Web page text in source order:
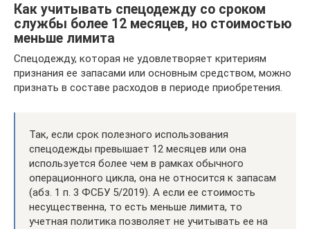
Как учитывать спецодежду со сроком
службы более 12 месяцев, но стоимостью
меньше лимита
Спецодежду, которая не удовлетворяет критериям
признания ее запасами или основным средством, можно
признать в составе расходов в периоде приобретения.
Так, если срок полезного использования
спецодежды превышает 12 месяцев или она
используется более чем в рамках обычного
операционного цикла, она не относится к запасам
(абз. 1 п. 3 ФСБУ 5/2019). А если ее стоимость
несущественна, то есть меньше лимита, то
учетная политика позволяет не учитывать ее на